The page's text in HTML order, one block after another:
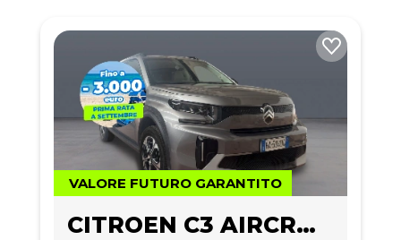
VALORE FUTURO GARANTITO
CITROEN C3 AIRCROSS